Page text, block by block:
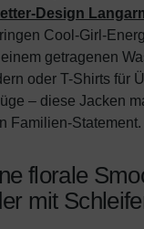
Design
Cool-Girl-
getragenen
oder T-Shirts für
– diese Jacken
Familien-Statement.
florale
mit